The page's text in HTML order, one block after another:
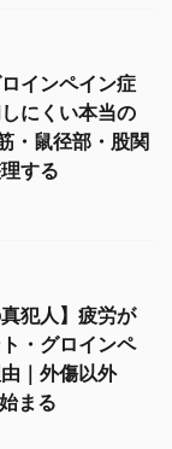
インペイン症
にくい本当の
・鼠径部・股関
する
犯人】疲労が
・グロインペ
｜外傷以外
まる